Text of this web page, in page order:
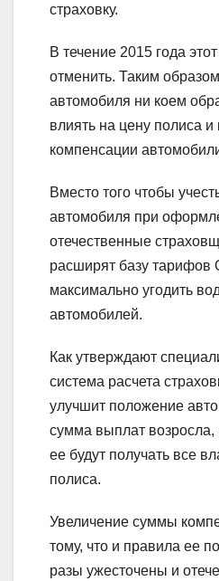
страховку.
В течение 2015 года
отменить. Таким
автомобиля ни коем
влиять на цену полиса
компенсации
Вместо того чтобы
автомобиля при
отечественные
расширят базу
максимально угодить
автомобилей.
Как утверждают
система расчета
улучшит положение
сумма выплат возросла,
ее будут получать все
полиса.
Увеличение суммы
тому, что и правила ее
разы ужесточены и